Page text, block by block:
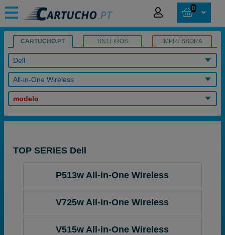
0
CARTUCHO.PT TINTEIROS IMPRESSORA
Dell
All-in-One Wireless
modelo
TOP SERIES Dell
P513w All-in-One Wireless
V725w All-in-One Wireless
V515w All-in-One Wireless